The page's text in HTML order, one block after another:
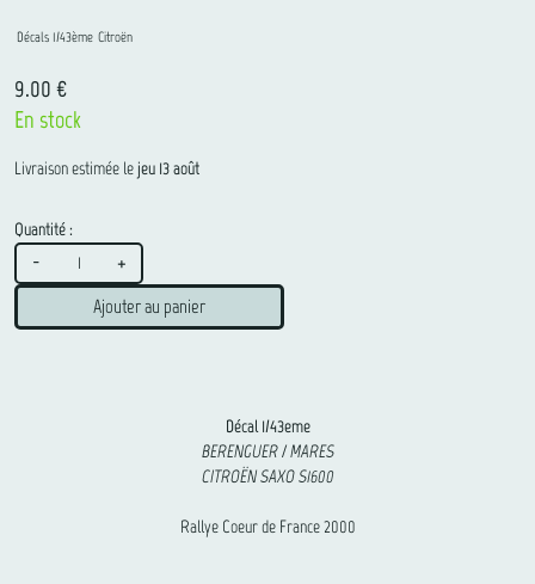
Décals 1/43ème Citroën
9.00 €
En stock
Livraison estimée le jeu 13 août
Quantité :
- +
Ajouter au panier
Décal 1/43eme
BERENGUER / MARES
CITROËN SAXO S1600
Rallye Coeur de France 2000